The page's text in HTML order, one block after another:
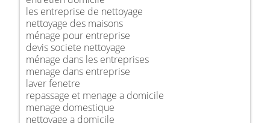
les entreprise de nettoyage
nettoyage des maisons
ménage pour entreprise
devis societe nettoyage
ménage dans les entreprises
menage dans entreprise
laver fenetre
repassage et menage a domicile
menage domestique
nettoyage a domicile